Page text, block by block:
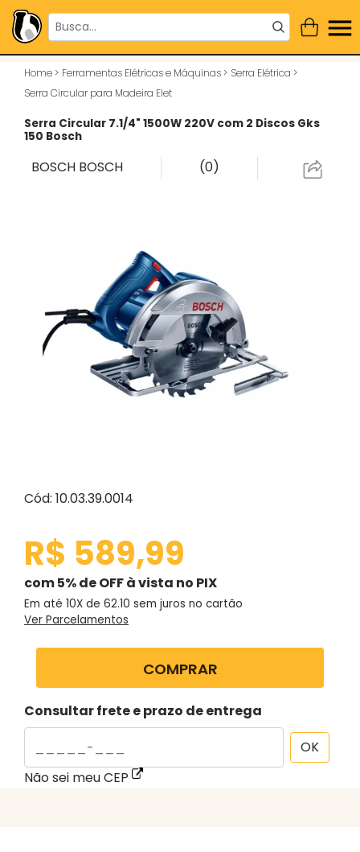
Home > Ferramentas Elétricas e Máquinas > Serra Elétrica >
Serra Circular para Madeira Elet
Serra Circular 7.1/4" 1500W 220V com 2 Discos Gks
150 Bosch
BOSCH BOSCH (0)
Cód: 10.03.39.0014
R$ 589,99
com 5% de OFF à vista no PIX
Em até 10X de 62.10 sem juros no cartão
Ver Parcelamentos
COMPRAR
Consultar frete e prazo de entrega
OK
Não sei meu CEP